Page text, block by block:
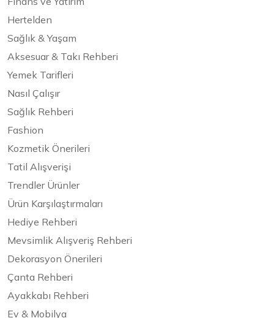
Hertelden
Sağlık & Yaşam
Aksesuar & Takı Rehberi
Yemek Tarifleri
Nasıl Çalışır
Sağlık Rehberi
Fashion
Kozmetik Önerileri
Tatil Alışverişi
Trendler Ürünler
Ürün Karşılaştırmaları
Hediye Rehberi
Mevsimlik Alışveriş Rehberi
Dekorasyon Önerileri
Çanta Rehberi
Ayakkabı Rehberi
Ev & Mobilya